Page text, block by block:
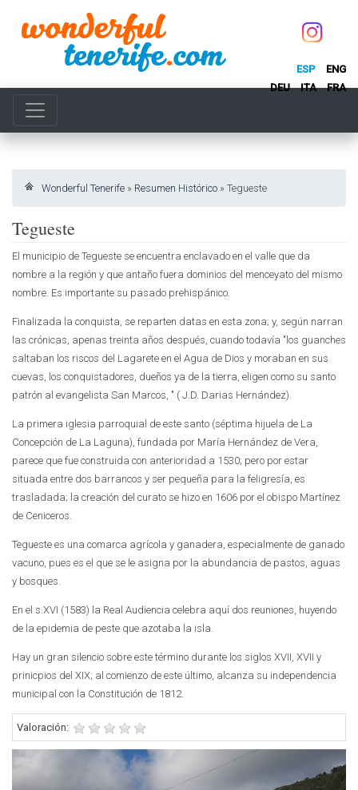
ESP
ENG
DEU
ITA FRA
Wonderful Tenerife » Resumen Histórico » Tegueste
Tegueste
El municipio de Tegueste se encuentra enclavado en el valle que da
nombre a la región y que antaño fuera dominios del menceyato del mismo
nombre. Es importante su pasado prehispánico.
Finalizada la conquista, se reparten datas en esta zona; y, según narran
las crónicas, apenas treinta años después, cuando todavía "los guanches
saltaban los riscos del Lagarete en el Agua de Dios y moraban en sus
cuevas, los conquistadores, dueños ya de la tierra, eligen como su santo
patrón al evangelista San Marcos, " ( J.D. Darias Hernández).
La primera iglesia parroquial de este santo (séptima hijuela de La
Concepción de La Laguna), fundada por María Hernández de Vera,
parece que fue construida con anterioridad a 1530; pero por estar
situada entre dos barrancos y ser pequeña para la feligresía, es
trasladada; la creación del curato se hizo en 1606 por el obispo Martínez
de Ceniceros.
Tegueste es una comarca agrícola y ganadera, especialmente de ganado
vacuno, pues es el que se le asigna por la abundancia de pastos, aguas
y bosques.
En el s.XVI (1583) la Real Audiencia celebra aquí dos reuniones, huyendo
de la epidemia de peste que azotaba la isla.
Hay un gran silencio sobre este término durante los siglos XVII, XVII y
prinicpios del XIX; al comienzo de este último, alcanza su independencia
municipal con la Constitución de 1812.
Valoración: